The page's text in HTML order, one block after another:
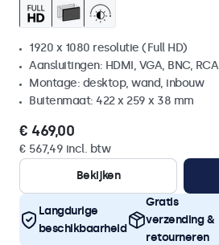
1920 x 1080 resolutie (Full HD)
Aansluitingen: HDMI, VGA, BNC, RCA
Montage: desktop, wand, inbouw
Buitenmaat: 422 x 259 x 38 mm
€ 469,00
€ 567,49 incl. btw
Bekijken
Langdurige
beschikbaarheid
Gratis
verzending &
retourneren